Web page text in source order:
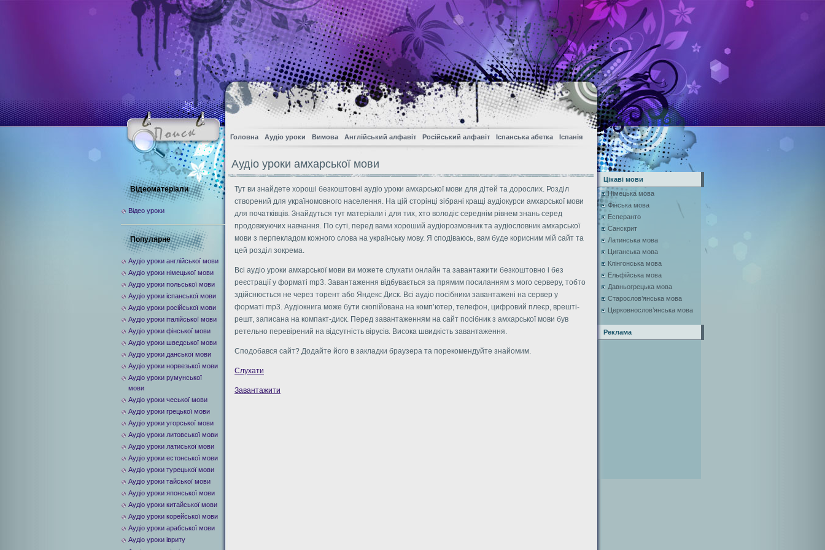
Головна Аудіо уроки Вимова Англійський алфавіт Російський алфавіт Іспанська абетка Іспанія
Аудіо уроки амхарської мови
Тут ви знайдете хороші безкоштовні аудіо уроки амхарської мови для дітей та дорослих. Розділ
створений для україномовного населення. На цій сторінці зібрані кращі аудіокурси амхарської мови
для початківців. Знайдуться тут матеріали і для тих, хто володіє середнім рівнем знань серед
продовжуючих навчання. По суті, перед вами хороший аудіорозмовник та аудіословник амхарської
мови з перпекладом кожного слова на українську мову. Я сподіваюсь, вам буде корисним мій сайт та
цей розділ зокрема.
Всі аудіо уроки амхарської мови ви можете слухати онлайн та завантажити безкоштовно і без
реєстрації у форматі mp3. Завантаження відбувається за прямим посиланням з мого серверу, тобто
здійснюється не через торент або Яндекс Диск. Всі аудіо посібники завантажені на сервер у
форматі mp3. Аудіокнига може бути скопійована на комп’ютер, телефон, цифровий плеєр, врешті-
решт, записана на компакт-диск. Перед завантаженням на сайт посібник з амхарської мови був
ретельно перевірений на відсутність вірусів. Висока швидкість завантаження.
Сподобався сайт? Додайте його в закладки браузера та порекомендуйте знайомим.
Слухати
Завантажити
Відеоматеріали
Відео уроки
Популярне
Аудіо уроки англійської мови
Аудіо уроки німецької мови
Аудіо уроки польської мови
Аудіо уроки іспанської мови
Аудіо уроки російської мови
Аудіо уроки італійської мови
Аудіо уроки фінської мови
Аудіо уроки шведської мови
Аудіо уроки данської мови
Аудіо уроки норвезької мови
Аудіо уроки румунської
мови
Аудіо уроки чеської мови
Аудіо уроки грецької мови
Аудіо уроки угорської мови
Аудіо уроки литовської мови
Аудіо уроки латиської мови
Аудіо уроки естонської мови
Аудіо уроки турецької мови
Аудіо уроки тайської мови
Аудіо уроки японської мови
Аудіо уроки китайської мови
Аудіо уроки корейської мови
Аудіо уроки арабської мови
Аудіо уроки івриту
Цікаві мови
Німецька мова
Фінська мова
Есперанто
Санскрит
Латинська мова
Циганська мова
Клінгонська мова
Ельфійська мова
Давньогрецька мова
Старослов’янська мова
Церковнослов’янська мова
Реклама